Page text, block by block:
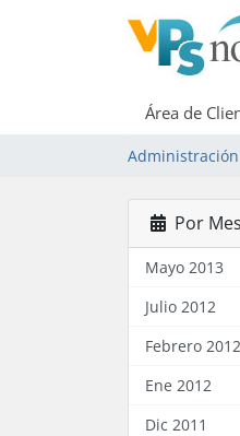
Área de
Administración
Por Mes
Mayo 2013
Julio 2012
Febrero 2012
Ene 2012
Dic 2011